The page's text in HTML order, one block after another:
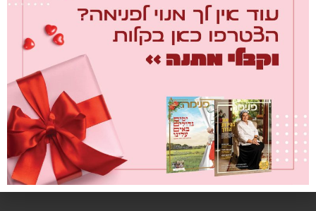
רננה שלם 12/12/2018
אל תשפוט אדם עד שתגיע למקומו. אך האם אנחנו יכולים בכלל להגיע
למקומו? רננה שלם עומדת על הקשר שבהקשבה לאחר בלי שיפוטיות
ובלי ניסיון להגיע למקומו, רק למקומנו.